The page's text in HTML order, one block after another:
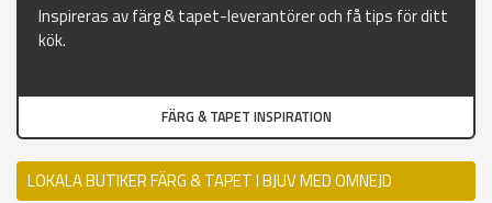
Inspireras av färg & tapet-leverantörer och få tips för ditt
kök.
FÄRG & TAPET INSPIRATION
LOKALA BUTIKER FÄRG & TAPET I BJUV MED OMNEJD